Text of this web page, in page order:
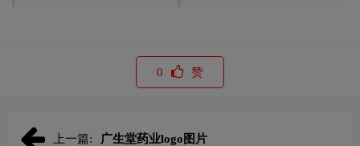
0 赞
上一篇: 广生堂药业logo图片